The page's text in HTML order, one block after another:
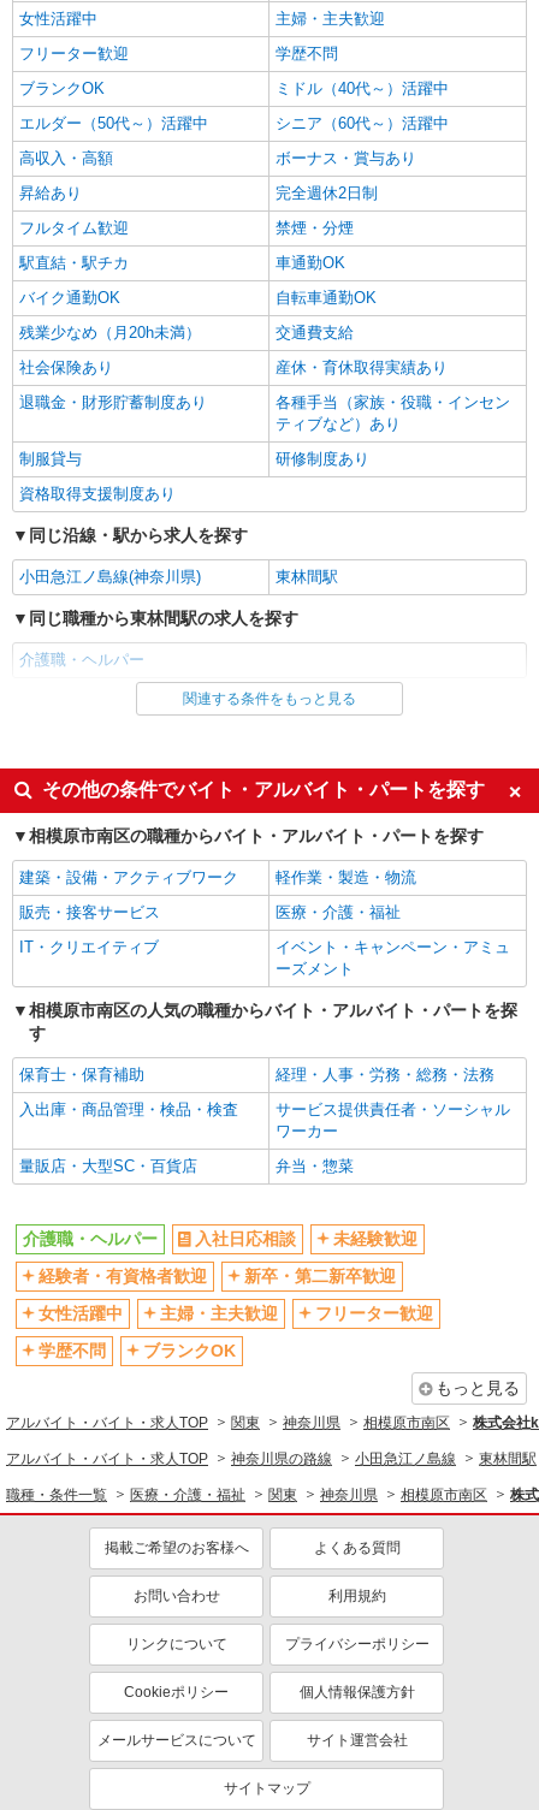
（株）ウィルオブ・ワークCW 藤沢支店/ms140301
高齢者向け住宅staff
時給1900円 ◆前払い・日払い・週払いOK
神奈川県相模原市南区
詳細を見る
女性活躍中
主婦・主夫歓迎
フリーター歓迎
学歴不問
ブランクOK
ミドル（40代～）活躍中
エルダー（50代～）活躍中
シニア（60代～）活躍中
高収入・高額
ボーナス・賞与あり
昇給あり
完全週休2日制
フルタイム歓迎
禁煙・分煙
駅直結・駅チカ
車通勤OK
バイク通勤OK
自転車通勤OK
残業少なめ（月20h未満）
交通費支給
社会保険あり
産休・育休取得実績あり
退職金・財形貯蓄制度あり
各種手当（家族・役職・インセン
ティブなど）あり
制服貸与
研修制度あり
資格取得支援制度あり
同じ沿線・駅から求人を探す
小田急江ノ島線(神奈川県) 東林間駅
同じ職種から東林間駅の求人を探す
介護職・ヘルパー
同じ雇用形態から東林間駅の求人を探す
同じ特徴から東林間駅の求人を探す
入社日応相談
未経験歓迎
経験者・有資格者歓迎
新卒・第二新卒歓迎
女性活躍中
主婦・主夫歓迎
フリーター歓迎
学歴不問
ミドル（40代～）活躍中
エルダー（50代～）活躍中
シニア（60代～）活躍中
高収入・高額
昇給あり
完全週休2日制
フルタイム歓迎
禁煙・分煙
車通勤OK
バイク通勤OK
自転車通勤OK
社会保険あり
産休・育休取得実績あり
退職金・財形貯蓄制度あり
各種手当（家族・役職・インセン
ティブなど）あり
制服貸与
資格取得支援制度あり
同じ職種から求人を探す
医療・介護・福祉
介護職・ヘルパー
同じ特徴から求人を探す
未経験歓迎
ミドル（40代～）活躍中
ボーナス・賞与あり
車通勤OK
社会保険あり
産休・育休取得実績あり
関連する条件をもっと見る
その他の条件でバイト・アルバイト・パートを探す
相模原市南区の職種からバイト・アルバイト・パートを探す
建築・設備・アクティブワーク
軽作業・製造・物流
販売・接客サービス
医療・介護・福祉
IT・クリエイティブ
イベント・キャンペーン・アミュ
ーズメント
相模原市南区の人気の職種からバイト・アルバイト・パートを探
す
保育士・保育補助
経理・人事・労務・総務・法務
入出庫・商品管理・検品・検査
サービス提供責任者・ソーシャル
ワーカー
量販店・大型SC・百貨店
弁当・惣菜
介護職・ヘルパー 入社日応相談
未経験歓迎
経験者・有資格者歓迎
新卒・第二新卒歓迎
女性活躍中
主婦・主夫歓迎
フリーター歓迎
学歴不問
ブランクOK
もっと見る
アルバイト・バイト・求人TOP 関東 神奈川県 相模原市南区 株式会社
アルバイト・バイト・求人TOP 神奈川県の路線 小田急江ノ島線 東林間駅
職種・条件一覧 医療・介護・福祉 関東 神奈川県 相模原市南区 株
掲載ご希望のお客様へ よくある質問
お問い合わせ 利用規約
リンクについて プライバシーポリシー
Cookieポリシー 個人情報保護方針
メールサービスについて サイト運営会社
サイトマップ